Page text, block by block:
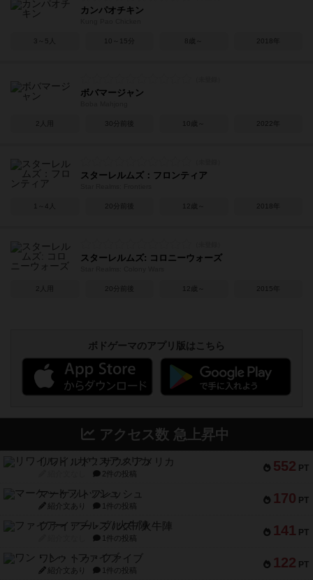
カンパオチキン
3～5人 10～15分 8歳～ 2018年
ボバマージャン
2人用 30分前後 10歳～ 2022年
スターレルムズ：フロンティア
1～4人 20分前後 12歳～ 2018年
スターレルムズ: コロニーウォーズ
2人用 20分前後 12歳～ 2015年
ボドゲーマのアプリ版はこちら
アクセス数 急上昇中
552 PT
リワイルド：サウスアメリカ
2件の投稿
170 PT
マーケットフレッシュ
紹介文あり 1件の投稿
141 PT
ファイアー・ブルズ / 火牛陣
1件の投稿
122 PT
ワン・トゥ・ファイブ
紹介文あり 1件の投稿